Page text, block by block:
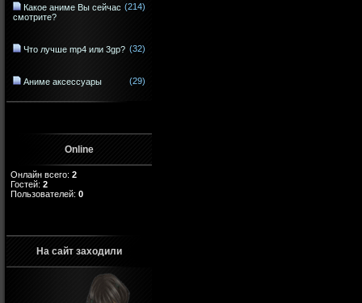
Какое аниме Вы сейчас
смотрите?
(214)
Что лучше mp4 или 3gp? (32)
Аниме аксессуары (29)
Online
Онлайн всего: 2
Гостей: 2
Пользователей: 0
На сайт заходили